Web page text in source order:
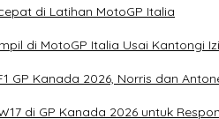
di Latihan MotoGP Italia
di MotoGP Italia Usai Kantongi
GP Kanada 2026, Norris dan
di GP Kanada 2026 untuk